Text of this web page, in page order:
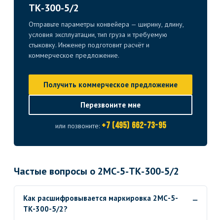
ТК-300-5/2
Отправьте параметры конвейера — ширину, длину,
условия эксплуатации, тип груза и требуемую
стыковку. Инженер подготовит расчёт и
коммерческое предложение.
Получить коммерческое предложение
Перезвоните мне
или позвоните: +7 (495) 662-73-95
Частые вопросы о 2МС-5-ТК-300-5/2
Как расшифровывается маркировка 2МС-5-
ТК-300-5/2?